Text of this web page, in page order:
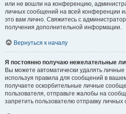
или не вошли на конференцию,
личных сообщений на всей конференции
это вам лично. Свяжитесь с
получения дополнительной информации.
Вернуться к началу
Я постоянно получаю нежелательные
Вы можете автоматически удалять
используя правила для сообщений в
получаете оскорбительные личные
пользователя, отправьте жалобы на
запретить пользователю отправку